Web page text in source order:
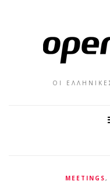
ΟΙ
MEETINGS,